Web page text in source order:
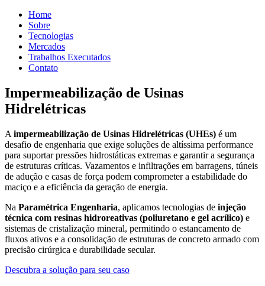
Home
Sobre
Tecnologias
Mercados
Trabalhos Executados
Contato
Impermeabilização de Usinas
Hidrelétricas
A impermeabilização de Usinas Hidrelétricas (UHEs) é um
desafio de engenharia que exige soluções de altíssima performance
para suportar pressões hidrostáticas extremas e garantir a segurança
de estruturas críticas. Vazamentos e infiltrações em barragens, túneis
de adução e casas de força podem comprometer a estabilidade do
maciço e a eficiência da geração de energia.
Na Paramétrica Engenharia, aplicamos tecnologias de injeção
técnica com resinas hidroreativas (poliuretano e gel acrílico) e
sistemas de cristalização mineral, permitindo o estancamento de
fluxos ativos e a consolidação de estruturas de concreto armado com
precisão cirúrgica e durabilidade secular.
Descubra a solução para seu caso